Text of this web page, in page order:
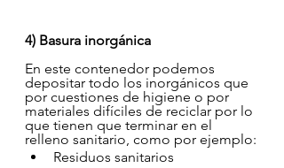
4) Basura inorgánica
En este contenedor podemos
depositar todo los inorgánicos que
por cuestiones de higiene o por
materiales difíciles de reciclar por lo
que tienen que terminar en el
relleno sanitario, como por ejemplo:
Residuos sanitarios